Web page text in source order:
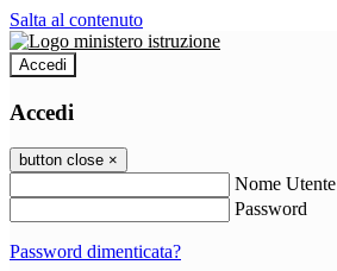
Salta al contenuto
Accedi
Accedi
button close ×
Nome Utente
Password
Password dimenticata?